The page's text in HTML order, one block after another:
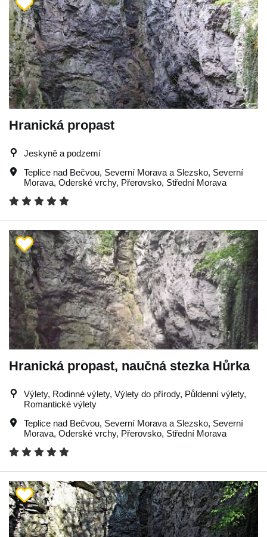
Hranická propast
Jeskyně a podzemí
Teplice nad Bečvou, Severní Morava a Slezsko, Severní
Morava, Oderské vrchy, Přerovsko, Střední Morava
Hranická propast, naučná stezka Hůrka
Výlety, Rodinné výlety, Výlety do přírody, Půldenní výlety,
Romantické výlety
Teplice nad Bečvou, Severní Morava a Slezsko, Severní
Morava, Oderské vrchy, Přerovsko, Střední Morava